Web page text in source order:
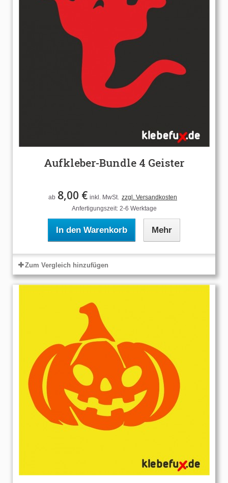
Aufkleber-Bundle 4 Geister
ab 8,00 € inkl. MwSt. zzgl. Versandkosten
Anfertigungszeit: 2-6 Werktage
In den Warenkorb Mehr
Zum Vergleich hinzufügen